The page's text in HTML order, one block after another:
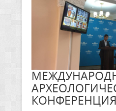
КОНФЕРЕНЦИЯ